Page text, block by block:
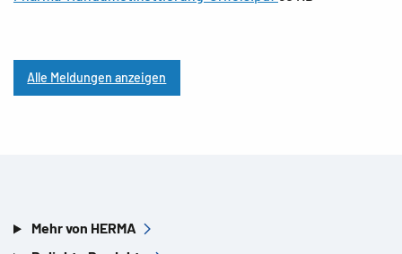
Alle Meldungen anzeigen
Mehr von HERMA